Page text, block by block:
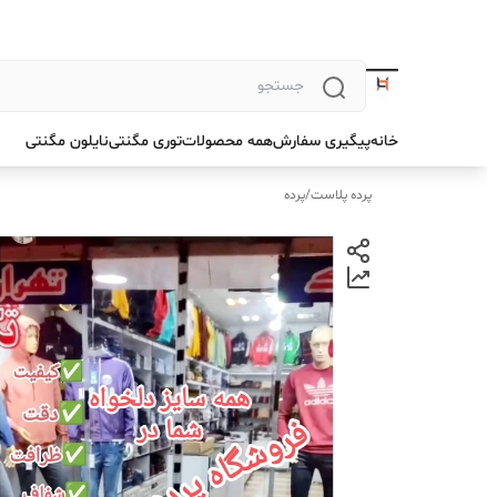
خانهپیگیری سفارشهمه محصولاتتوری مگنتینایلون مگنتی
پرده پلاست/پرده